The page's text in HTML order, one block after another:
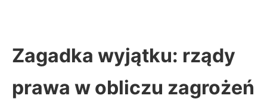
Zagadka wyjątku: rządy
prawa w obliczu zagrożeń